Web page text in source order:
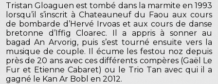
Tristan Gloaguen est tombé dans la marmite en 1993
lorsqu’il s’inscrit à Chateauneuf du Faou aux cours
de bombarde d’Hervé Irvoas et aux cours de danse
bretonne d’Iffig Cloarec. Il a appris à sonner au
bagad An Arvorig, puis s’est tourné ensuite vers la
musique de couple. Il écume les festou noz depuis
près de 20 ans avec ces différents compères (Gaël Le
Fur et Etienne Cabaret) ou le Trio Tan avec qui il a
gagné le Kan Ar Bobl en 2012.